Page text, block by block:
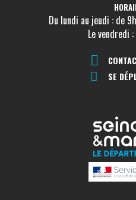
Du lundi au jeudi : de
Le vendredi
SE